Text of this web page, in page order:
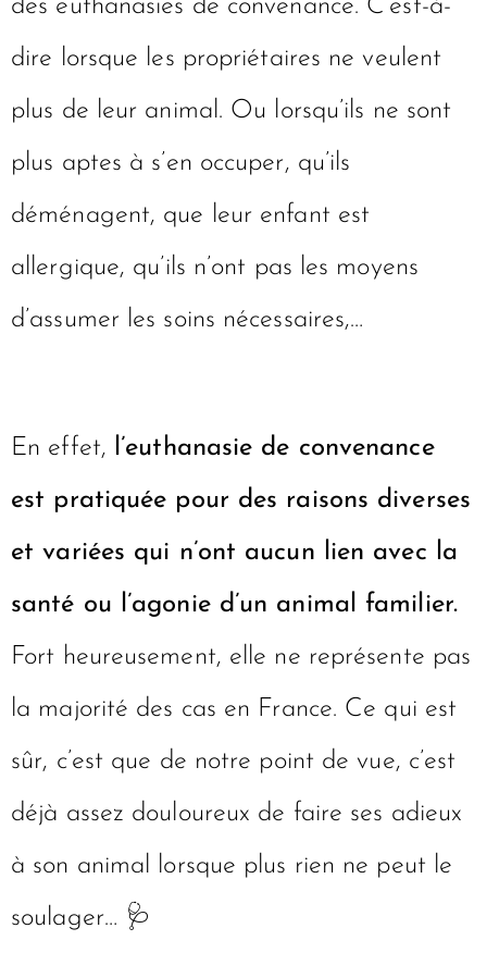
des euthanasies de convenance. C’est-à-
dire lorsque les propriétaires ne veulent
plus de leur animal. Ou lorsqu’ils ne sont
plus aptes à s’en occuper, qu’ils
déménagent, que leur enfant est
allergique, qu’ils n’ont pas les moyens
d’assumer les soins nécessaires,…
En effet, l’euthanasie de convenance
est pratiquée pour des raisons diverses
et variées qui n’ont aucun lien avec la
santé ou l’agonie d’un animal familier.
Fort heureusement, elle ne représente pas
la majorité des cas en France. Ce qui est
sûr, c’est que de notre point de vue, c’est
déjà assez douloureux de faire ses adieux
à son animal lorsque plus rien ne peut le
soulager… 🩺